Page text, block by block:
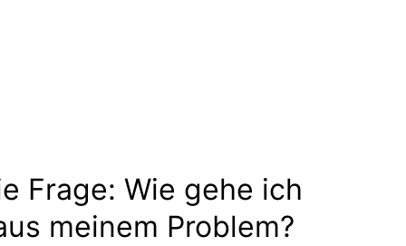
Frage: Wie gehe ich
meinem Problem?